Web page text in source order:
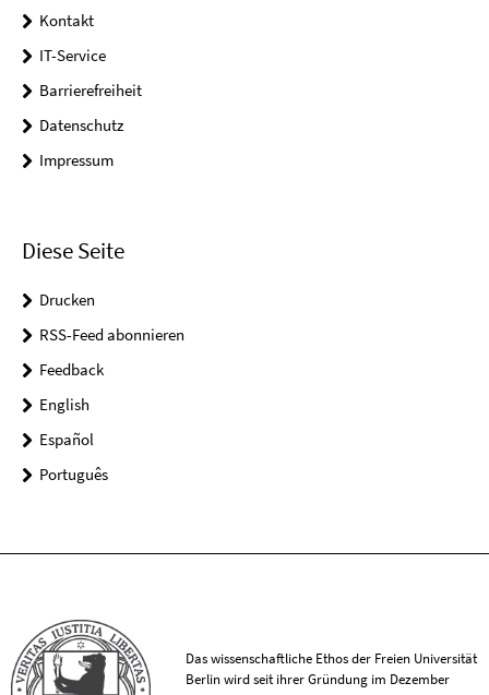
Kontakt
IT-Service
Barrierefreiheit
Datenschutz
Impressum
Diese Seite
Drucken
RSS-Feed abonnieren
Feedback
English
Español
Português
Das wissenschaftliche Ethos der Freien Universität
Berlin wird seit ihrer Gründung im Dezember